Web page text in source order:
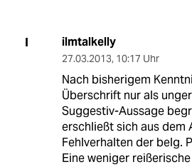
I ilmtalkelly
27.03.2013, 10:17 Uhr
Nach bisherigem
Überschrift nur als
Suggestiv-Aussage
erschließt sich aus dem
Fehlverhalten der belg.
Eine weniger